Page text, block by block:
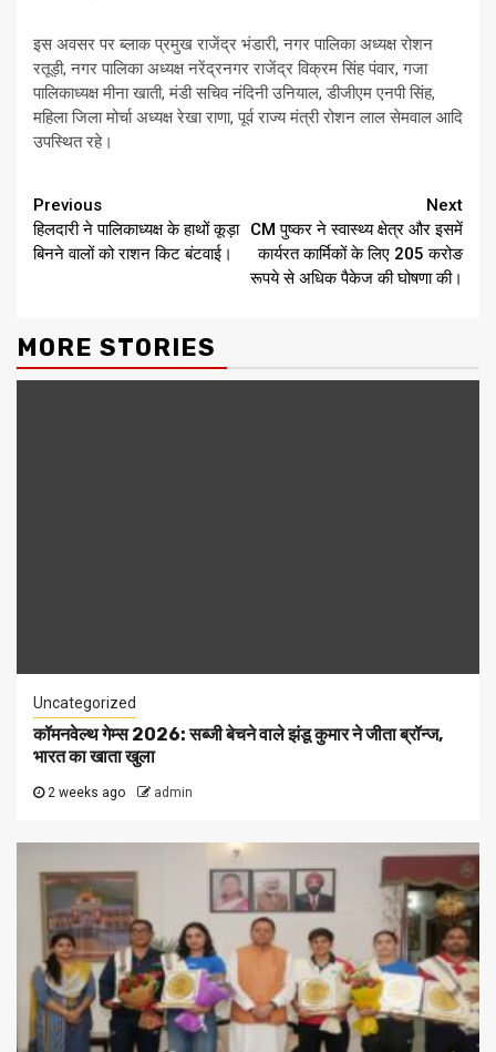
इस अवसर पर ब्लाक प्रमुख राजेंद्र भंडारी, नगर पालिका अध्यक्ष रोशन
रतूड़ी, नगर पालिका अध्यक्ष नरेंद्रनगर राजेंद्र विक्रम सिंह पंवार, गजा
पालिकाध्यक्ष मीना खाती, मंडी सचिव नंदिनी उनियाल, डीजीएम एनपी सिंह,
महिला जिला मोर्चा अध्यक्ष रेखा राणा, पूर्व राज्य मंत्री रोशन लाल सेमवाल आदि
उपस्थित रहे।
Continue
Reading
Previous
हिलदारी ने पालिकाध्यक्ष के हाथों कूड़ा
बिनने वालों को राशन किट बंटवाई।
Next
CM पुष्कर ने स्वास्थ्य क्षेत्र और इसमें
कार्यरत कार्मिकों के लिए 205 करोङ
रूपये से अधिक पैकेज की घोषणा की।
MORE STORIES
Uncategorized
कॉमनवेल्थ गेम्स 2026: सब्जी बेचने वाले झंडू कुमार ने जीता ब्रॉन्ज,
भारत का खाता खुला
2 weeks ago admin